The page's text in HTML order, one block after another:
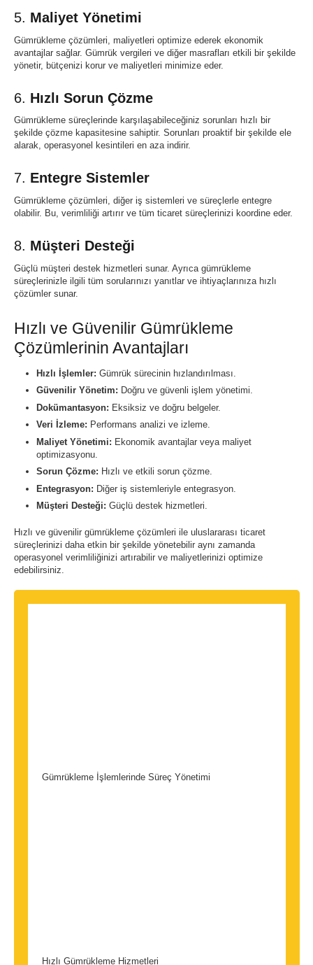
5. Maliyet Yönetimi
Gümrükleme çözümleri, maliyetleri optimize ederek ekonomik
avantajlar sağlar. Gümrük vergileri ve diğer masrafları etkili bir şekilde
yönetir, bütçenizi korur ve maliyetleri minimize eder.
6. Hızlı Sorun Çözme
Gümrükleme süreçlerinde karşılaşabileceğiniz sorunları hızlı bir
şekilde çözme kapasitesine sahiptir. Sorunları proaktif bir şekilde ele
alarak, operasyonel kesintileri en aza indirir.
7. Entegre Sistemler
Gümrükleme çözümleri, diğer iş sistemleri ve süreçlerle entegre
olabilir. Bu, verimliliği artırır ve tüm ticaret süreçlerinizi koordine eder.
8. Müşteri Desteği
Güçlü müşteri destek hizmetleri sunar. Ayrıca gümrükleme
süreçlerinizle ilgili tüm sorularınızı yanıtlar ve ihtiyaçlarınıza hızlı
çözümler sunar.
Hızlı ve Güvenilir Gümrükleme
Çözümlerinin Avantajları
Hızlı İşlemler: Gümrük sürecinin hızlandırılması.
Güvenilir Yönetim: Doğru ve güvenli işlem yönetimi.
Dokümantasyon: Eksiksiz ve doğru belgeler.
Veri İzleme: Performans analizi ve izleme.
Maliyet Yönetimi: Ekonomik avantajlar veya maliyet
optimizasyonu.
Sorun Çözme: Hızlı ve etkili sorun çözme.
Entegrasyon: Diğer iş sistemleriyle entegrasyon.
Müşteri Desteği: Güçlü destek hizmetleri.
Hızlı ve güvenilir gümrükleme çözümleri ile uluslararası ticaret
süreçlerinizi daha etkin bir şekilde yönetebilir aynı zamanda
operasyonel verimliliğinizi artırabilir ve maliyetlerinizi optimize
edebilirsiniz.
Gümrükleme İşlemlerinde Süreç Yönetimi
Hızlı Gümrükleme Hizmetleri